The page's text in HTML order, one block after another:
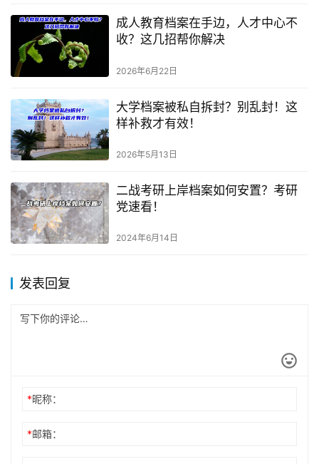
成人教育档案在手边，人才中心不
收？这几招帮你解决
2026年6月22日
大学档案被私自拆封？别乱封！这
样补救才有效！
2026年5月13日
二战考研上岸档案如何安置？考研
党速看！
2024年6月14日
发表回复
*昵称：
*邮箱：